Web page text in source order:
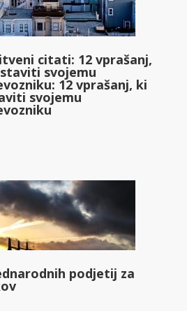
citati: 12 vprašanj,
svojemu
12 vprašanj, ki
svojemu
podjetij za